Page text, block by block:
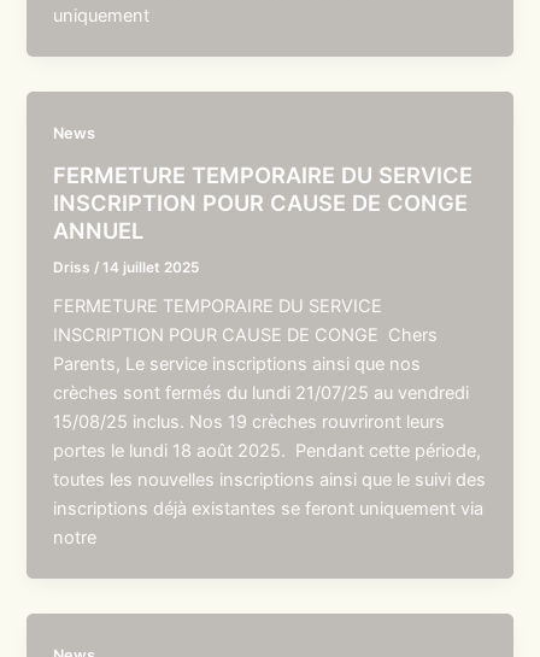
uniquement
News
FERMETURE TEMPORAIRE DU SERVICE
INSCRIPTION POUR CAUSE DE CONGE
ANNUEL
Driss /14 juillet 2025
FERMETURE TEMPORAIRE DU SERVICE
INSCRIPTION POUR CAUSE DE CONGE Chers
Parents, Le service inscriptions ainsi que nos
crèches sont fermés du lundi 21/07/25 au vendredi
15/08/25 inclus. Nos 19 crèches rouvriront leurs
portes le lundi 18 août 2025. Pendant cette période,
toutes les nouvelles inscriptions ainsi que le suivi des
inscriptions déjà existantes se feront uniquement via
notre